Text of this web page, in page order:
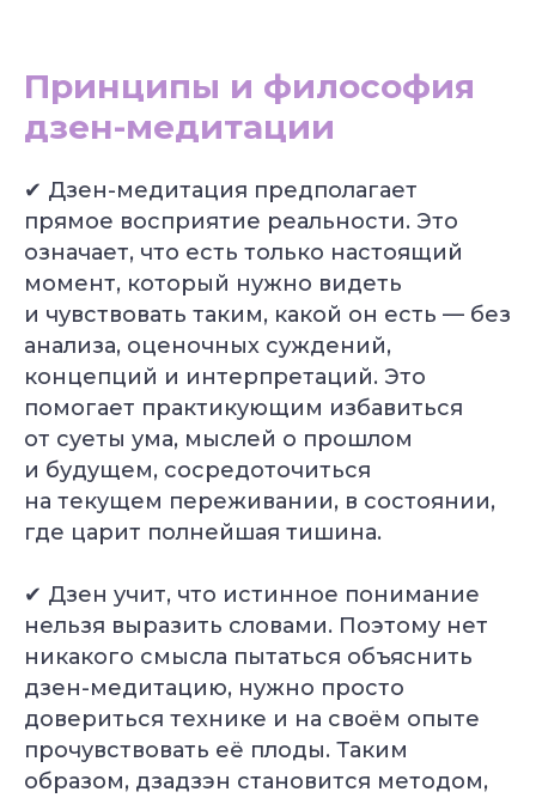
Принципы и философия
дзен-медитации
✔ Дзен-медитация предполагает
прямое восприятие реальности. Это
означает, что есть только настоящий
момент, который нужно видеть
и чувствовать таким, какой он есть — без
анализа, оценочных суждений,
концепций и интерпретаций. Это
помогает практикующим избавиться
от суеты ума, мыслей о прошлом
и будущем, сосредоточиться
на текущем переживании, в состоянии,
где царит полнейшая тишина.
✔ Дзен учит, что истинное понимание
нельзя выразить словами. Поэтому нет
никакого смысла пытаться объяснить
дзен-медитацию, нужно просто
довериться технике и на своём опыте
прочувствовать её плоды. Таким
образом, дзадзэн становится методом,